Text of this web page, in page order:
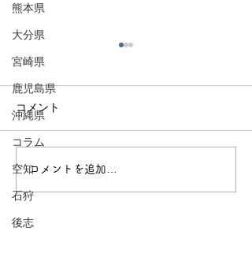
熊本県
大分県
宮崎県
鹿児島県
沖縄県
コラム
空知
石狩
後志
うるま市〜海中道路のま
ち〜
コメント
コメントを追加…